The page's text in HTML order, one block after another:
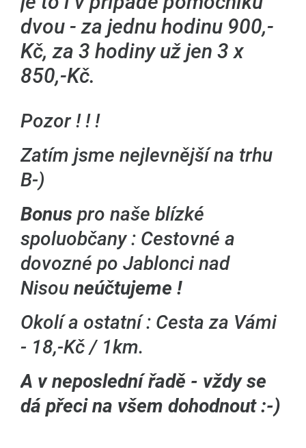
dvou - za jednu hodinu 900,-
Kč, za 3 hodiny už jen 3 x
850,-Kč.
Pozor ! ! !
Zatím jsme nejlevnější na trhu
B-)
Bonus pro naše blízké
spoluobčany : Cestovné a
dovozné po Jablonci nad
Nisou neúčtujeme !
Okolí a ostatní : Cesta za Vámi
- 18,-Kč / 1km.
A v neposlední řadě - vždy se
dá přeci na všem dohodnout :-)